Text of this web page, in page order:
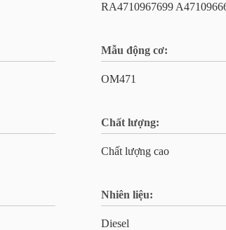
RA4710967699
Mẫu động cơ:
OM471
Chất lượng:
Chất lượng cao
Nhiên liệu:
Diesel